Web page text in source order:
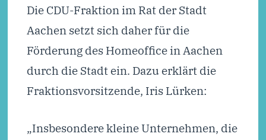
Die CDU-Fraktion im Rat der Stadt
Aachen setzt sich daher für die
Förderung des Homeoffice in Aachen
durch die Stadt ein. Dazu erklärt die
Fraktionsvorsitzende, Iris Lürken:
„Insbesondere kleine Unternehmen, die